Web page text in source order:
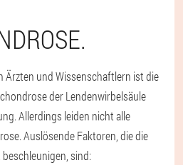
Ärzten und Wissenschaftlern ist die
der Lendenwirbelsäule
Allerdings leiden nicht alle
Auslösende Faktoren, die die
sind: